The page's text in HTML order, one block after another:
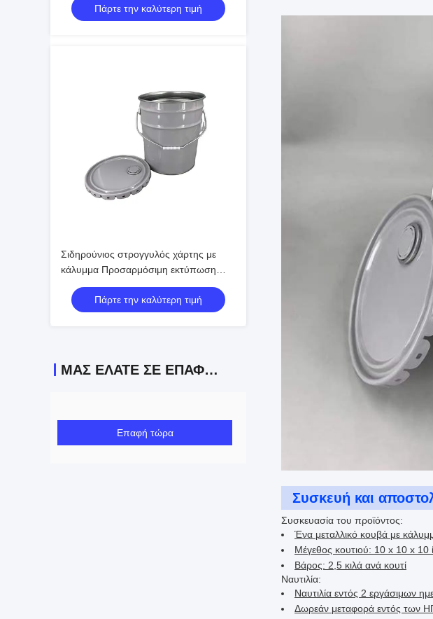
Πάρτε την καλύτερη τιμή
Σιδηρούνιος στρογγυλός χάρτης με
κάλυμμα Προσαρμόσιμη εκτύπωση
Offset
Πάρτε την καλύτερη τιμή
ΜΑΣ ΕΛΆΤΕ ΣΕ ΕΠΑΦΉ ΜΕ
Επαφή τώρα
Συσκευή και
Συσκευασία του προϊόντος:
Ένα μεταλλικό κουβά με
Μέγεθος κουτιού: 10 x 10 x 10
Βάρος: 2,5 κιλά ανά κουτί
Ναυτιλία:
Ναυτιλία εντός 2 εργάσιμων
Δωρεάν μεταφορά εντός των